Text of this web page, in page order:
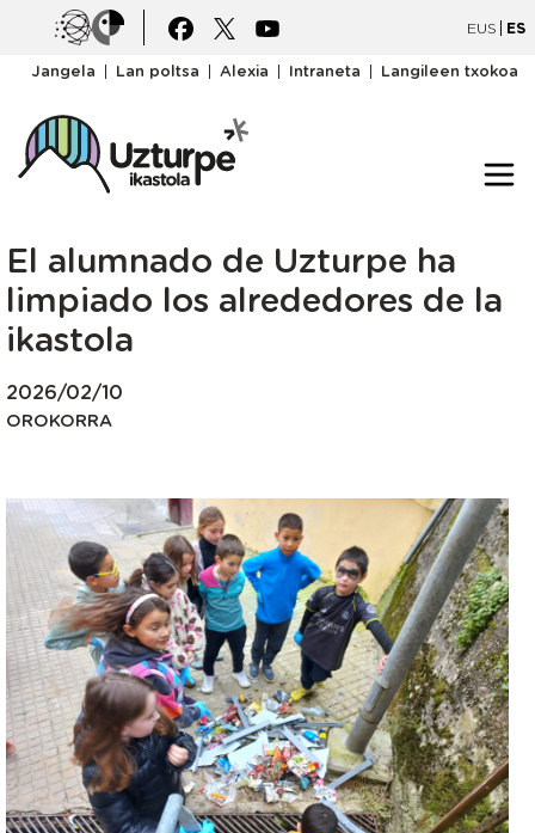
Pasar al contenido principal
IrudiaIrudia EUS ES
goiburukomenua
Jangela Lan poltsa Alexia Intraneta Langileen txokoa
El alumnado de Uzturpe ha
limpiado los alrededores de la
ikastola
2026/02/10
OROKORRA
Irudia